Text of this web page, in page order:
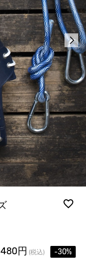
円 (税込) -30%